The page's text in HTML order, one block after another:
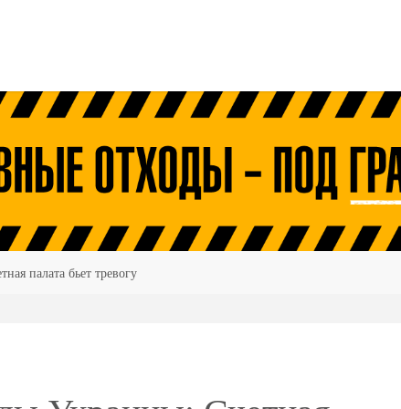
палата бьет тревогу